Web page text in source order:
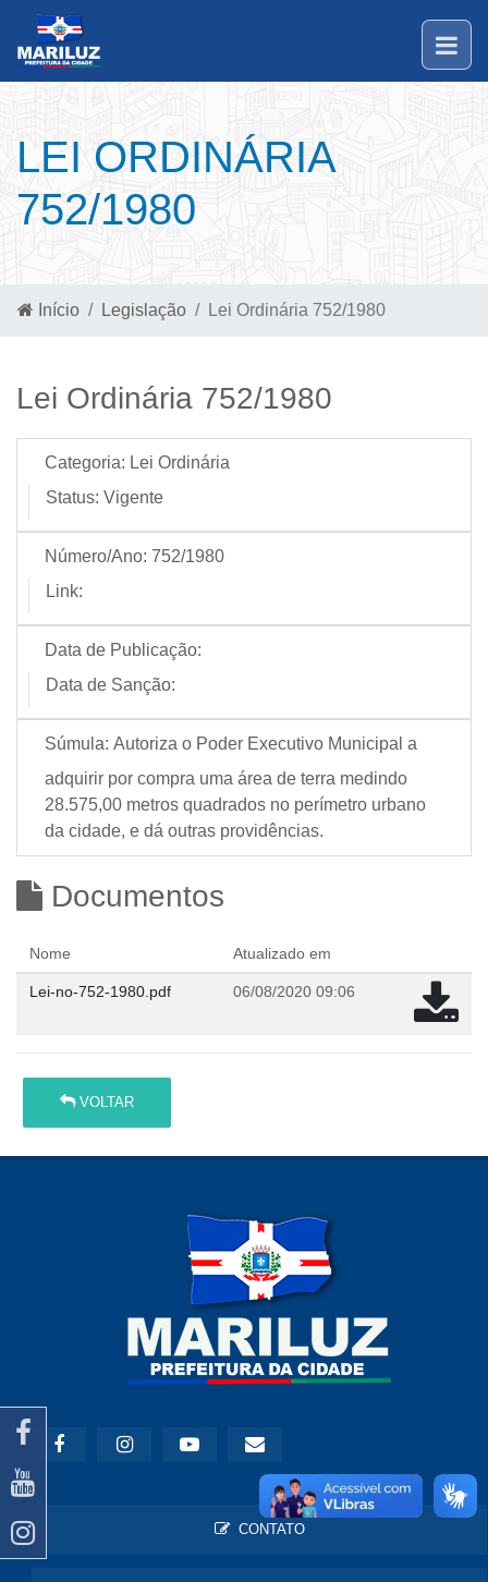
LEI ORDINÁRIA
752/1980
Início Legislação Lei Ordinária 752/1980
Lei Ordinária 752/1980
Categoria: Lei Ordinária
Status: Vigente
Número/Ano: 752/1980
Link:
Data de Publicação:
Data de Sanção:
Súmula: Autoriza o Poder Executivo Municipal a
adquirir por compra uma área de terra medindo
28.575,00 metros quadrados no perímetro urbano
da cidade, e dá outras providências.
Documentos
Nome Atualizado em
Lei-no-752-1980.pdf 06/08/2020 09:06
VOLTAR
CONTATO